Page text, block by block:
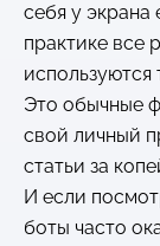
себя у экрана
практике все
используются
Это обычные
свой личный
статьи за
И если
боты часто